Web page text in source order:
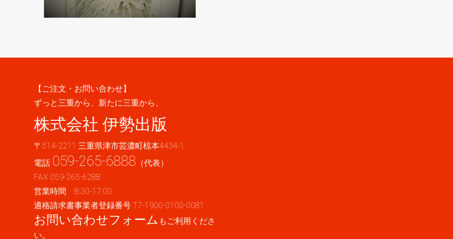
【ご注文・お問い合わせ】
ずっと三重から、新たに三重から、
株式会社 伊勢出版
〒514-2211 三重県津市芸濃町椋本4434-1
電話 059-265-6888 （代表）
FAX 059-265-6288
営業時間 8:30-17:00
適格請求書事業者登録番号 T7-1900-0100-0081
お問い合わせフォーム もご利用くださ
い。